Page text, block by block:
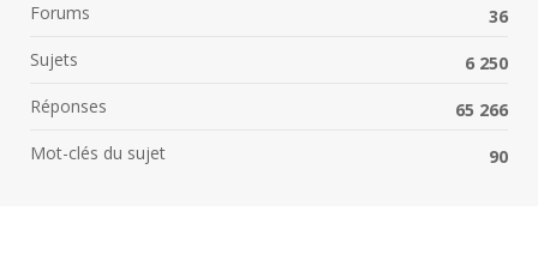
Forums
36
Sujets
6 250
Réponses
65 266
Mot-clés du sujet
90